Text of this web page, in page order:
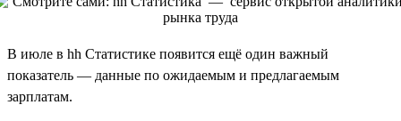
В июле в hh Статистике появится ещё один важный
показатель — данные по ожидаемым и предлагаемым
зарплатам.